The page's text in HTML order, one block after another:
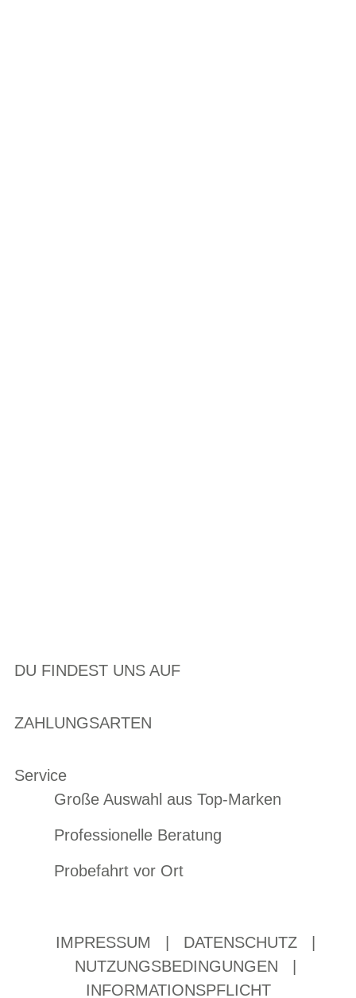
DU FINDEST UNS AUF
ZAHLUNGSARTEN
Service
Große Auswahl aus Top-Marken
Professionelle Beratung
Probefahrt vor Ort
IMPRESSUM DATENSCHUTZ
NUTZUNGSBEDINGUNGEN
INFORMATIONSPFLICHT